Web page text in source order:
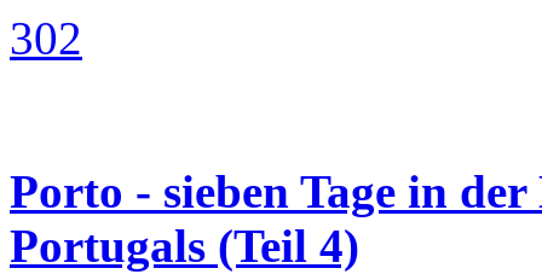
302
Porto - sieben Tage in
Portugals (Teil 4)